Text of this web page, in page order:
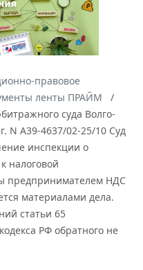
правовое
ленты ПРАЙМ
суда Волго-
N А39-4637/02-25/10 Суд
инспекции о
налоговой
предпринимателем НДС
материалами дела.
статьи 65
РФ обратного не